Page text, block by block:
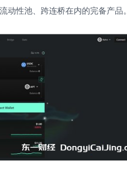
动性池、跨连桥在内的完备产品。